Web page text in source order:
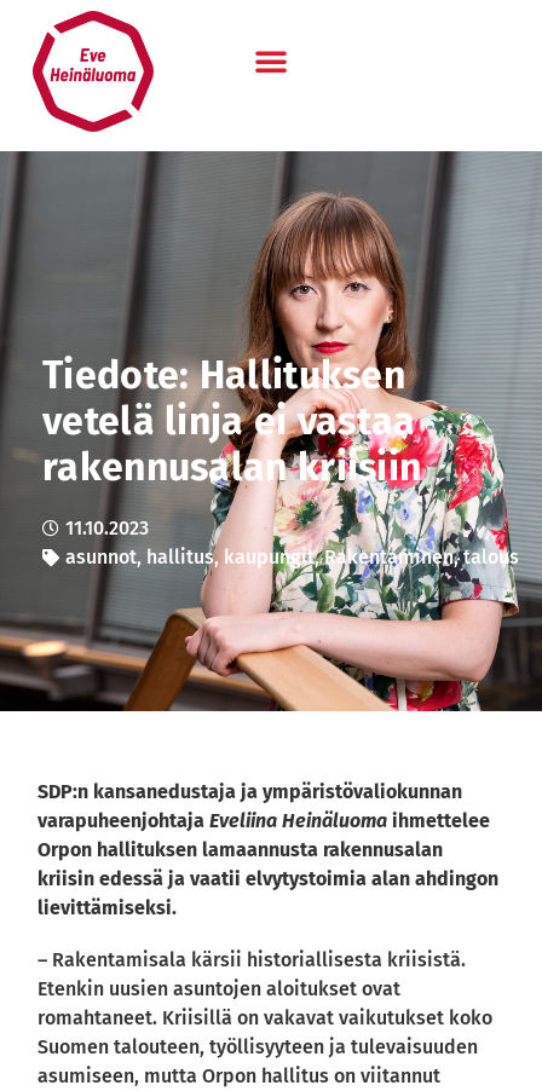
sisältöön
Tiedote: Hallituksen
vetelä linja ei vastaa
rakennusalan kriisiin
11.10.2023
asunnot, hallitus, kaupungit,Rakentaminen,talous
SDP:n kansanedustaja ja ympäristövaliokunnan
varapuheenjohtajaEveliina Heinäluoma ihmettelee
Orpon hallituksen lamaannusta rakennusalan
kriisin edessä ja vaatii elvytystoimia alan ahdingon
lievittämiseksi.
– Rakentamisala kärsii historiallisesta kriisistä.
Etenkin uusien asuntojen aloitukset ovat
romahtaneet. Kriisillä on vakavat vaikutukset koko
Suomen talouteen, työllisyyteen ja tulevaisuuden
asumiseen, mutta Orpon hallitus on viitannut